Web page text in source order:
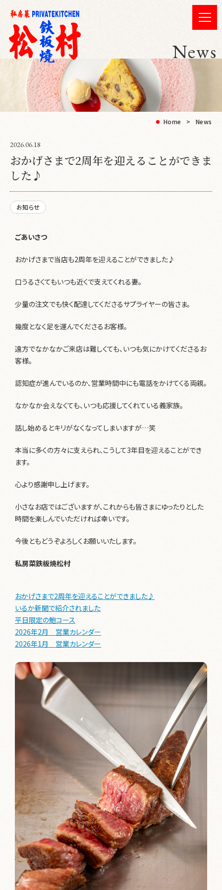
News
Home News
2026.06.18
おかげさまで2周年を迎えることができま
した♪
お知らせ
ごあいさつ
おかげさまで当店も2周年を迎えることができました♪
口うるさくてもいつも近くで支えてくれる妻。
少量の注文でも快く配達してくださるサプライヤーの皆さま。
幾度となく足を運んでくださるお客様。
遠方でなかなかご来店は難しくても、いつも気にかけてくださるお
客様。
認知症が進んでいるのか、営業時間中にも電話をかけてくる両親。
なかなか会えなくても、いつも応援してくれている義家族。
話し始めるとキリがなくなってしまいますが…笑
本当に多くの方々に支えられ、こうして3年目を迎えることができ
ます。
心より感謝申し上げます。
小さなお店ではございますが、これからも皆さまにゆったりとした
時間を楽しんでいただければ幸いです。
今後ともどうぞよろしくお願いいたします。
私房菜鉄板焼松村
おかげさまで2周年を迎えることができました♪
いるか新聞で紹介されました
平日限定の鮑コース
2026年2月 営業カレンダー
2026年1月 営業カレンダー